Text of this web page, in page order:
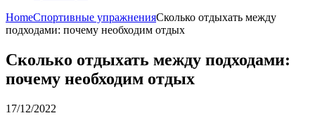
HomeСпортивные упражненияСколько отдыхать между
подходами: почему необходим отдых
Сколько отдыхать между подходами:
почему необходим отдых
17/12/2022